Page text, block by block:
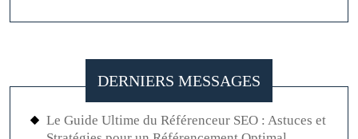
DERNIERS MESSAGES
Le Guide Ultime du Référenceur SEO : Astuces et